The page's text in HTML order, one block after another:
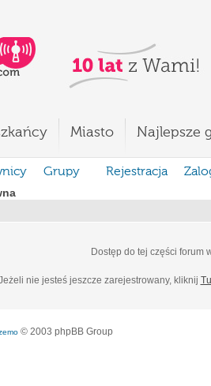
Miasto Najlepsze
Grupy Rejestracja
Dostęp do tej części forum
nie jesteś jeszcze zarejestrowany, kliknij
© 2003 phpBB Group